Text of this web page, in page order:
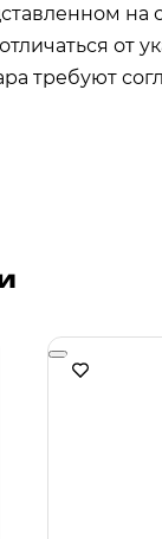
на
требуют